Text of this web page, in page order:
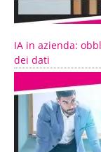
IA in azienda:
dei dati